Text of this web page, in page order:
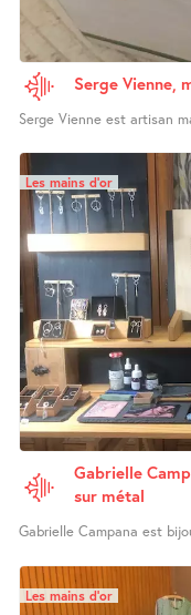
Serge Vienne,
Serge Vienne est artisan
Les mains d’or
Gabrielle
sur métal
Gabrielle Campana est
Les mains d’or